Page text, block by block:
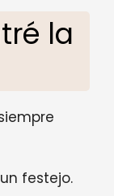
la
festejo.